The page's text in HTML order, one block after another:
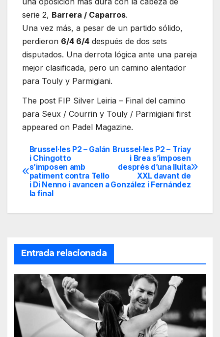
serie 2, Barrera / Caparros.
Una vez más, a pesar de un partido sólido,
perdieron 6/4 6/4 después de dos sets
disputados. Una derrota lógica ante una pareja
mejor clasificada, pero un camino alentador
para Touly y Parmigiani.
The post FIP Silver Leiria – Final del camino
para Seux / Courrin y Touly / Parmigiani first
appeared on Padel Magazine.
Navegación
de
entradas
Brussel·les P2 – Triay
i Brea s’imposen
després d’una lluita
XXL davant de
González i Fernández
Brussel·les P2 – Galán
i Chingotto
s’imposen amb
patiment contra Tello
i Di Nenno i avancen a
la final
Entrada relacionada